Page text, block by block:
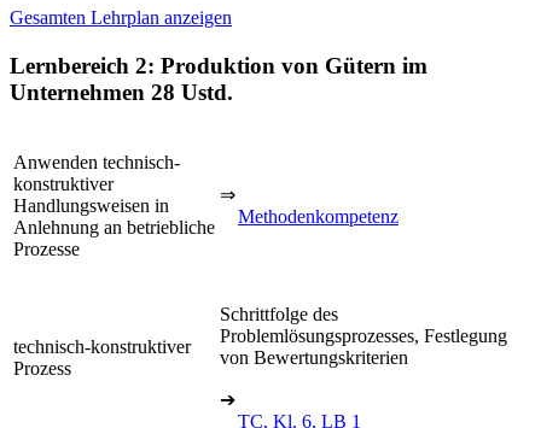
Gesamten Lehrplan anzeigen
Lernbereich 2: Produktion von Gütern im
Unternehmen 28 Ustd.
Anwenden technisch-
konstruktiver
Handlungsweisen in
Anlehnung an betriebliche
Prozesse
⇒
Methodenkompetenz
technisch-konstruktiver
Prozess
Schrittfolge des
Problemlösungsprozesses, Festlegung
von Bewertungskriterien
➔
TC, Kl. 6, LB 1